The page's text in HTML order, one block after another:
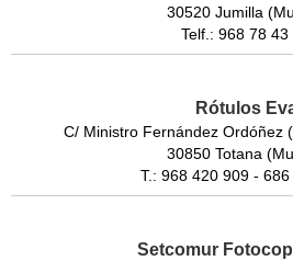
30520 Jumilla
Telf.: 968 78 43
Rótulos
C/ Ministro Fernández Ordóñez
30850 Totana
T.: 968 420 909 -
Setcomur